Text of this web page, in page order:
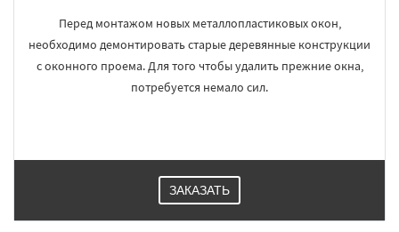
Перед монтажом новых металлопластиковых окон,
необходимо демонтировать старые деревянные конструкции
с оконного проема. Для того чтобы удалить прежние окна,
потребуется немало сил.
ЗАКАЗАТЬ